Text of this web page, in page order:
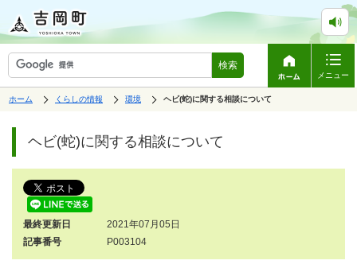
検索
メニュー
表
は、
ホーム
中
くらしの情報
の
中
環境
の
ヘビ(蛇)に関する相談について
す。
ジ
の
す。
ヘビ(蛇)に関する相談について
最終更新日
2021年07月05日
記事番号
P003104